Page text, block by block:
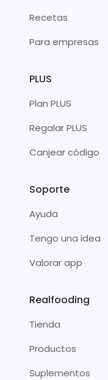
Recetas
Para empresas
PLUS
Plan PLUS
Regalar PLUS
Canjear código
Soporte
Ayuda
Tengo una idea
Valorar app
Realfooding
Tienda
Productos
Suplementos